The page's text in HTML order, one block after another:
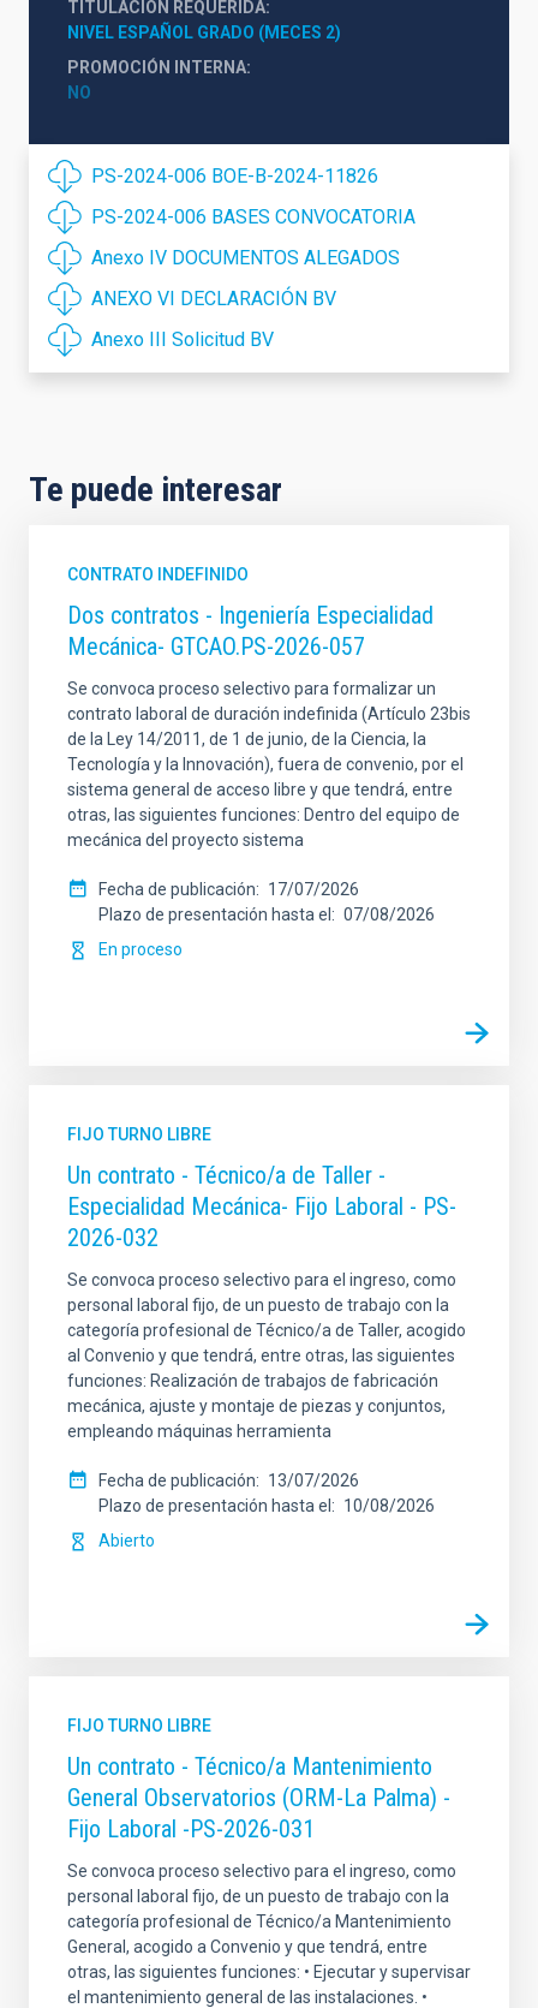
TITULACIÓN REQUERIDA
NIVEL ESPAÑOL GRADO (MECES 2)
PROMOCIÓN INTERNA
NO
PS-2024-006 BOE-B-2024-11826
PS-2024-006 BASES CONVOCATORIA
Anexo IV DOCUMENTOS ALEGADOS
ANEXO VI DECLARACIÓN BV
Anexo III Solicitud BV
Te puede interesar
CONTRATO INDEFINIDO
Dos contratos - Ingeniería Especialidad
Mecánica- GTCAO.PS-2026-057
Se convoca proceso selectivo para formalizar un
contrato laboral de duración indefinida (Artículo 23bis
de la Ley 14/2011, de 1 de junio, de la Ciencia, la
Tecnología y la Innovación), fuera de convenio, por el
sistema general de acceso libre y que tendrá, entre
otras, las siguientes funciones: Dentro del equipo de
mecánica del proyecto sistema
Fecha de publicación
17/07/2026
Plazo de presentación hasta el
07/08/2026
En proceso
FIJO TURNO LIBRE
Un contrato - Técnico/a de Taller -
Especialidad Mecánica- Fijo Laboral - PS-
2026-032
Se convoca proceso selectivo para el ingreso, como
personal laboral fijo, de un puesto de trabajo con la
categoría profesional de Técnico/a de Taller, acogido
al Convenio y que tendrá, entre otras, las siguientes
funciones: Realización de trabajos de fabricación
mecánica, ajuste y montaje de piezas y conjuntos,
empleando máquinas herramienta
Fecha de publicación
13/07/2026
Plazo de presentación hasta el
10/08/2026
Abierto
FIJO TURNO LIBRE
Un contrato - Técnico/a Mantenimiento
General Observatorios (ORM-La Palma) -
Fijo Laboral -PS-2026-031
Se convoca proceso selectivo para el ingreso, como
personal laboral fijo, de un puesto de trabajo con la
categoría profesional de Técnico/a Mantenimiento
General, acogido a Convenio y que tendrá, entre
otras, las siguientes funciones: • Ejecutar y supervisar
el mantenimiento general de las instalaciones. •